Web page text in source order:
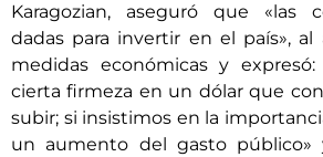
Karagozian, aseguró que «las
dadas para invertir en el país», al
medidas económicas y
cierta firmeza en un dólar que
subir; si insistimos en la
un aumento del gasto público»